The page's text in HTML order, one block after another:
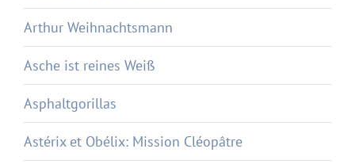
Arthur Weihnachtsmann
Asche ist reines Weiß
Asphaltgorillas
Astérix et Obélix: Mission Cléopâtre